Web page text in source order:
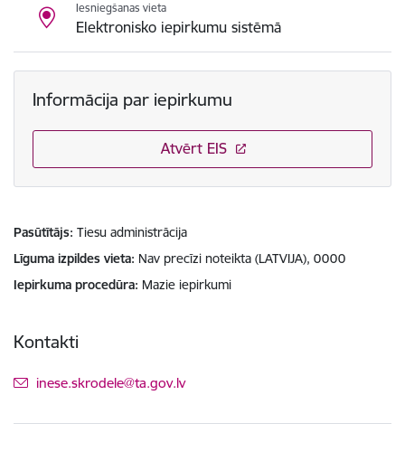
Iesniegšanas vieta
Elektronisko iepirkumu sistēmā
Informācija par iepirkumu
Atvērt EIS
Pasūtītājs Tiesu administrācija
Līguma izpildes vieta Nav precīzi noteikta (LATVIJA), 0000
Iepirkuma procedūra Mazie iepirkumi
Kontakti
E-pasts:
inese.skrodele@ta.gov.lv